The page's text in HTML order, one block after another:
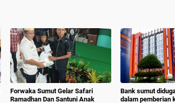
Forwaka Sumut Gelar Safari
Ramadhan Dan Santuni Anak
Bank sumut
dalam pemberian